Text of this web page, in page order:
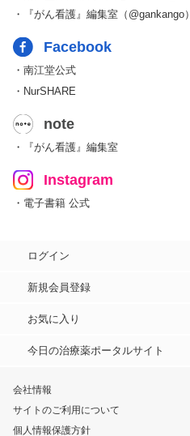
・『がん看護』編集室（@gankango）
Facebook
・南江堂公式
・NurSHARE
note
・『がん看護』編集室
Instagram
・電子書籍 公式
ログイン
新規会員登録
お気に入り
今日の治療薬ポータルサイト
会社情報
サイトのご利用について
個人情報保護方針